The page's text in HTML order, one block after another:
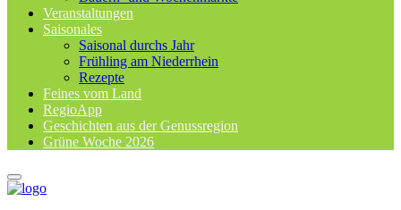
Veranstaltungen
Saisonales
Saisonal durchs Jahr
Frühling am Niederrhein
Rezepte
Feines vom Land
RegioApp
Geschichten aus der Genussregion
Grüne Woche 2026